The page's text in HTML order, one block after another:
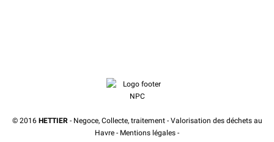
© 2016 HETTIER - Negoce, Collecte, traitement - Valorisation des déchets au
Havre - Mentions légales -